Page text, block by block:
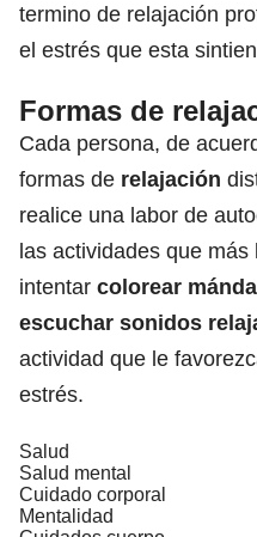
termino de relajación
el estrés que esta
Formas de
Cada persona, de
formas de relajación
realice una labor de
las actividades que
intentar colorear
escuchar sonidos
actividad que le
estrés.
Salud
Salud mental
Cuidado corporal
Mentalidad